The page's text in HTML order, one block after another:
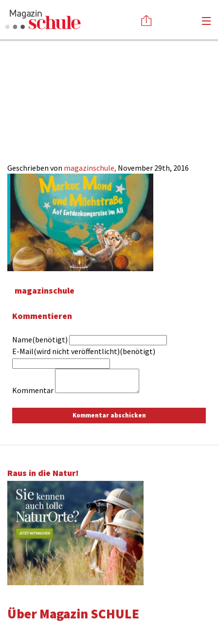
Geschrieben von magazinschule, November 29th, 2016
magazinschule
Kommentieren
Name(benötigt)
E-Mail(wird nicht veröffentlicht)(benötigt)
Kommentar
Raus in die Natur!
Über Magazin SCHULE